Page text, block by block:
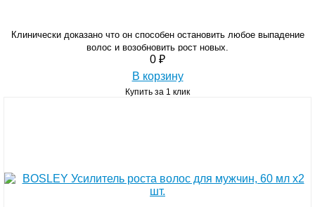
Клинически доказано что он способен остановить любое выпадение
волос и возобновить рост новых.
0 ₽
В корзину
Купить за 1 клик